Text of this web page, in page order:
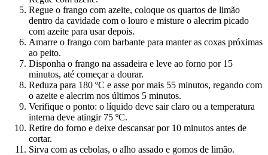
Regue o frango com azeite, coloque os quartos de limão
dentro da cavidade com o louro e misture o alecrim picado
com azeite para usar depois.
Amarre o frango com barbante para manter as coxas próximas
ao peito.
Disponha o frango na assadeira e leve ao forno por 15
minutos, até começar a dourar.
Reduza para 180 ºC e asse por mais 55 minutos, regando com
o azeite e alecrim nos últimos 5 minutos.
Verifique o ponto: o líquido deve sair claro ou a temperatura
interna deve atingir 75 ºC.
Retire do forno e deixe descansar por 10 minutos antes de
cortar.
Sirva com as cebolas, o alho assado e gomos de limão.